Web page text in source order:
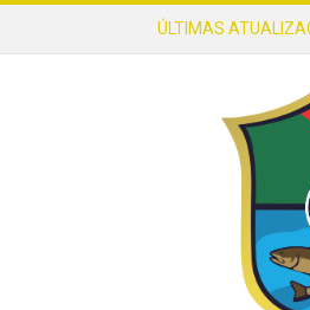
ÚLTIMAS